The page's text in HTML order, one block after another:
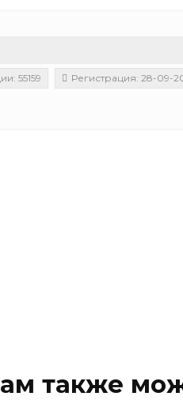
55159 Регистрация: 28-09-
также